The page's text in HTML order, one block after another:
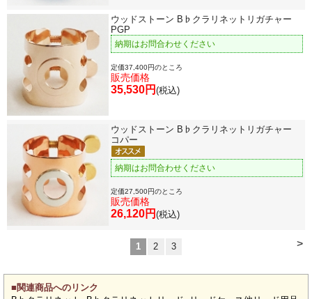
ウッドストーン B♭クラリネットリガチャー
PGP
納期はお問合わせください
定価37,400円のところ
販売価格
35,530円 (税込)
ウッドストーン B♭クラリネットリガチャー
コパー
納期はお問合わせください
定価27,500円のところ
販売価格
26,120円 (税込)
>
1 2 3
■関連商品へのリンク